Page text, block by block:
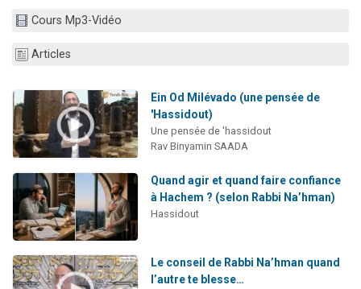
Cours Mp3-Vidéo
Articles
Ein Od Milévado (une pensée de
'Hassidout)
Une pensée de 'hassidout
Rav Binyamin SAADA
Quand agir et quand faire confiance
à Hachem ? (selon Rabbi Na’hman)
Hassidout
Le conseil de Rabbi Na’hman quand
l’autre te blesse…